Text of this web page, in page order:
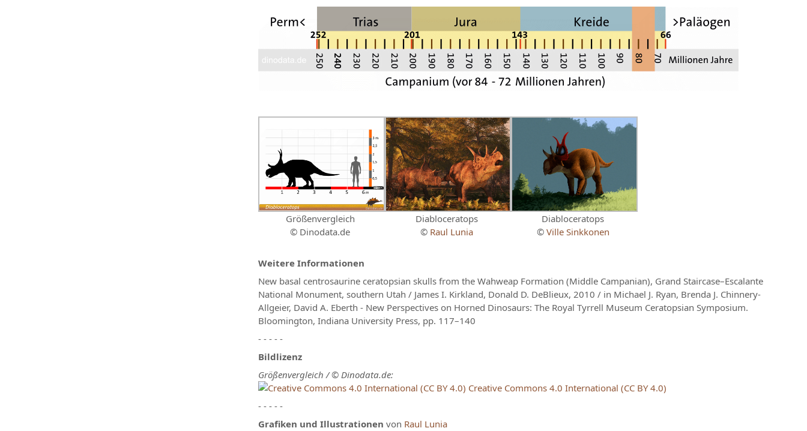
Größenvergleich
© Dinodata.de
Diabloceratops
© Raul Lunia
Diabloceratops
© Ville Sinkkonen
Weitere Informationen
New basal centrosaurine ceratopsian skulls from the Wahweap Formation (Middle Campanian), Grand Staircase–Escalante
National Monument, southern Utah / James I. Kirkland, Donald D. DeBlieux, 2010 / in Michael J. Ryan, Brenda J. Chinnery-
Allgeier, David A. Eberth - New Perspectives on Horned Dinosaurs: The Royal Tyrrell Museum Ceratopsian Symposium.
Bloomington, Indiana University Press, pp. 117–140
- - - - -
Bildlizenz
Größenvergleich / © Dinodata.de:
Creative Commons 4.0 International (CC BY 4.0)
- - - - -
Grafiken und Illustrationen von Raul Lunia